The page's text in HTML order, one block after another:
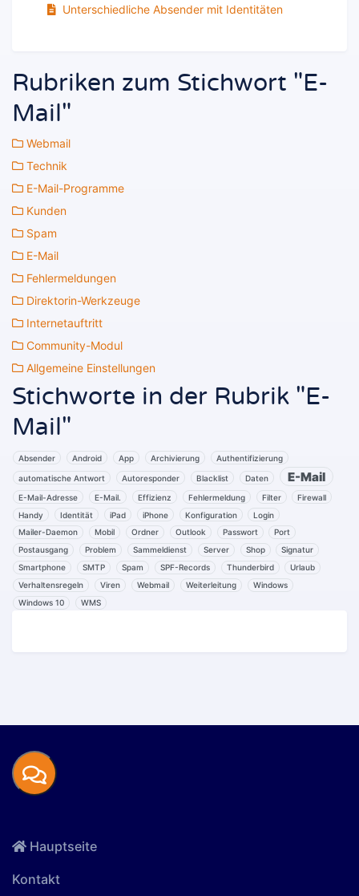
Unterschiedliche Absender mit Identitäten
Rubriken zum Stichwort "E-
Mail"
Webmail
Technik
E-Mail-Programme
Kunden
Spam
E-Mail
Fehlermeldungen
Direktorin-Werkzeuge
Internetauftritt
Community-Modul
Allgemeine Einstellungen
Stichworte in der Rubrik "E-
Mail"
Absender Android App Archivierung Authentifizierung
automatische Antwort Autoresponder Blacklist Daten E-Mail
E-Mail-Adresse E-Mail. Effizienz Fehlermeldung Filter
Firewall
Handy
Identität iPad iPhone Konfiguration
Login
Mailer-Daemon
Mobil Ordner Outlook Passwort
Port
Postausgang
Problem Sammeldienst Server Shop
Signatur
Smartphone
SMTP Spam SPF-Records Thunderbird
Urlaub
Verhaltensregeln
Viren Webmail Weiterleitung
Windows
Windows 10
WMS
Hauptseite
Kontakt